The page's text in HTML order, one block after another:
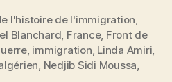
l'histoire de l'immigration,
Blanchard, France, Front de
, immigration, Linda Amiri,
, Nedjib Sidi Moussa,